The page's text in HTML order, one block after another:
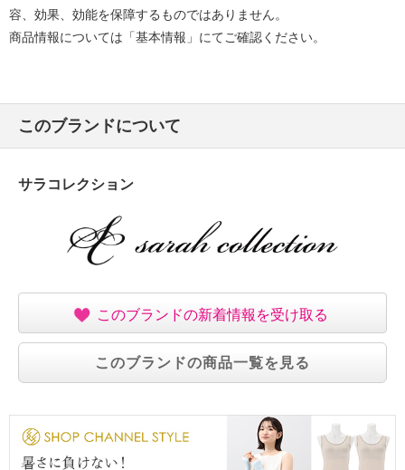
容、効果、効能を保障するものではありません。
商品情報については「基本情報」にてご確認ください。
このブランドについて
サラコレクション
このブランドの新着情報を受け取る
このブランドの商品一覧を見る